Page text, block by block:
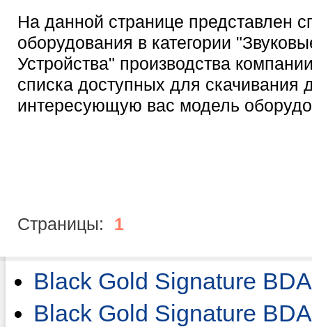
На данной странице представлен
оборудования в категории
Устройства" производства
списка доступных для скачивания
интересующую вас модель
Страницы: 1
Black Gold Signature
Black Gold Signature